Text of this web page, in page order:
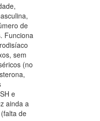
de
Funciona
sem
(no
e
ainda a
de